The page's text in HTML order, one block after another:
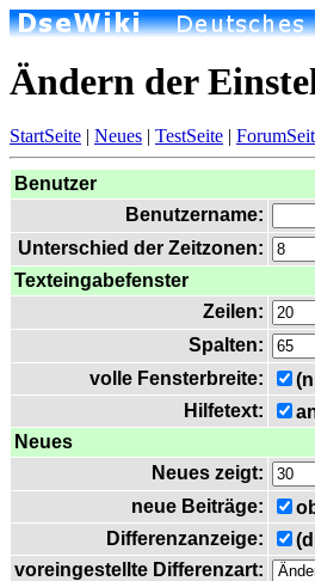
Ändern der
StartSeite | Neues | TestSeite |
Benutzer
Benutzername:
Unterschied der Zeitzonen:
Texteingabefenster
Zeilen:
Spalten:
volle Fensterbreite:
Hilfetext:
Neues
Neues zeigt:
neue Beiträge:
Differenzanzeige:
voreingestellte Differenzart: